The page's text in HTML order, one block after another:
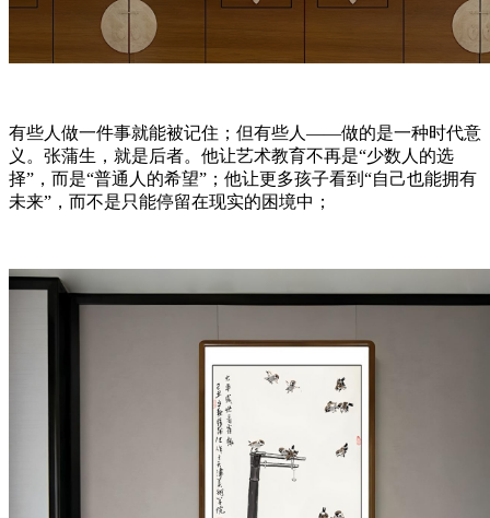
有些人做一件事就能被记住；但有些人——做的是一种时代意
义。张蒲生，就是后者。他让艺术教育不再是“少数人的选
择”，而是“普通人的希望”；他让更多孩子看到“自己也能拥有
未来”，而不是只能停留在现实的困境中；